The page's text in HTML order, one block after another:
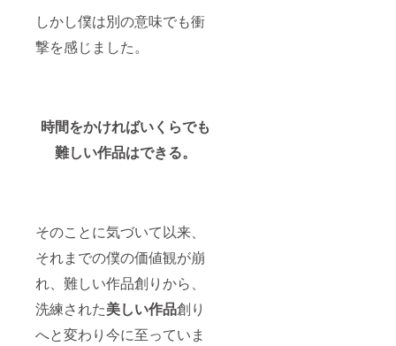
しかし僕は別の意味でも衝
撃を感じました。
時間をかければいくらでも
難しい作品はできる。
そのことに気づいて以来、
それまでの僕の価値観が崩
れ、難しい作品創りから、
洗練された美しい作品創り
へと変わり今に至っていま